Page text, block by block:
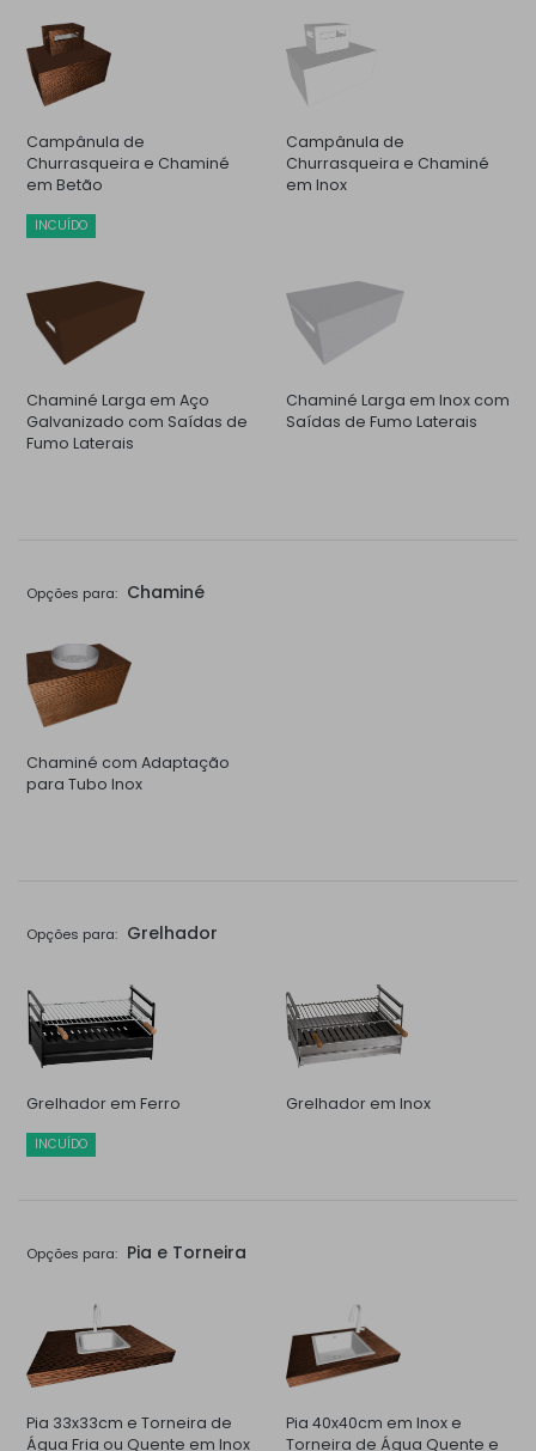
Campânula de
Churrasqueira e Chaminé
em Betão
INCUÍDO
Campânula de
Churrasqueira e Chaminé
em Inox
Chaminé Larga em Aço
Galvanizado com Saídas de
Fumo Laterais
Chaminé Larga em Inox com
Saídas de Fumo Laterais
Opções para: Chaminé
Chaminé com Adaptação
para Tubo Inox
Opções para: Grelhador
Grelhador em Ferro
INCUÍDO
Grelhador em Inox
Opções para: Pia e Torneira
Pia 33x33cm e Torneira de
Água Fria ou Quente em Inox
Pia 40x40cm em Inox e
Torneira de Água Quente e